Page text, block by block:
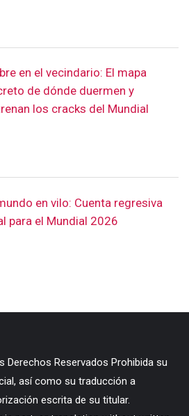
en el vecindario: El mapa
de dónde duermen y
los cracks del Mundial
en vilo: Cuenta regresiva
para el Mundial 2026
Derechos Reservados Prohibida su
así como su traducción a
escrita de su titular.